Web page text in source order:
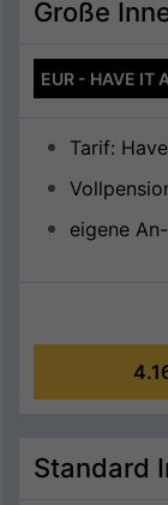
Große
EUR - HAVE IT
Tarif:
eigene
Standard